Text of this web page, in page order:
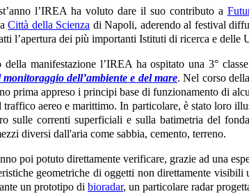
l’IREA ha voluto dare il suo contributo a
Città della Scienza di Napoli, aderendo al festival
l’apertura dei più importanti Istituti di ricerca e delle
della manifestazione l’IREA ha ospitato una 3°
dell’ambiente e del mare. Nel corso
prima appreso i principi base di funzionamento di
traffico aereo e marittimo. In particolare, è stato loro
sulle correnti superficiali e sulla batimetria del
diversi dall'aria come sabbia, cemento, terreno.
poi potuto direttamente verificare, grazie ad una
geometriche di oggetti non direttamente visibili
un prototipo di bioradar, un particolare radar